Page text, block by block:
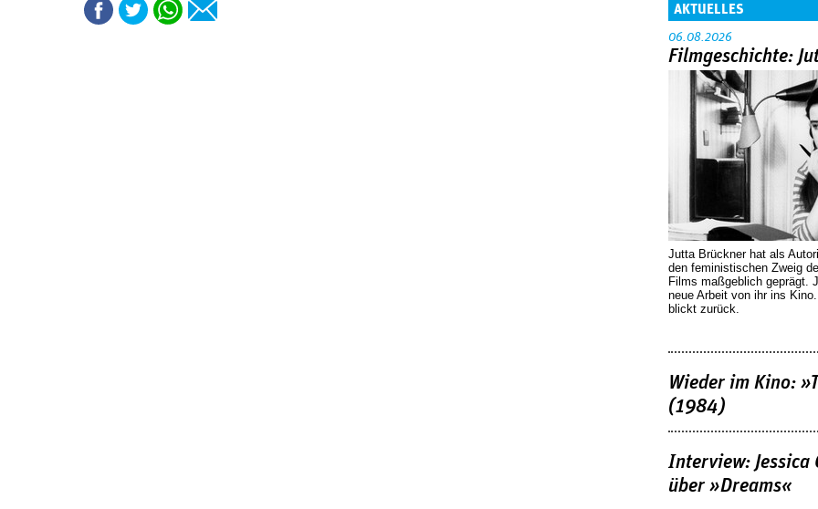
AKTUELLES
06.08.2026
Filmgeschichte:
Jutta Brückner hat als
den feministischen Zweig
Films maßgeblich geprägt.
neue Arbeit von ihr ins
blickt zurück.
Wieder im Kino:
(1984)
Interview: Jessica
über »Dreams«